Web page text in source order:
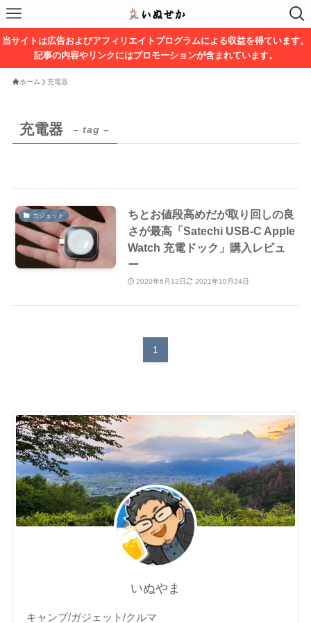
当サイトは広告およびアフィリエイトプログラムによる収益を得ています。
記事の内容やリンクにはプロモーションが含まれています。
ホーム 充電器
充電器 – tag –
ガジェット
ちとお値段高めだが取り回しの良
さが最高「Satechi USB-C Apple
Watch 充電ドック」購入レビュ
ー
2020年6月12日 2021年10月24日
1
いぬやま
キャンプ/ガジェット/クルマ